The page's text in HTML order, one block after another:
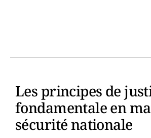
Les principes de
fondamentale en
sécurité nationale